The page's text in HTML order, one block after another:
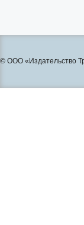
© ООО «Издательство